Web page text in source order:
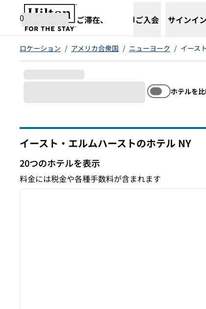
コンテンツに移動
0
ご滞在、
新しいタブで開きます
ご入会 サインイン
ロケーション / アメリカ合衆国 / ニューヨーク / イース
ホテルを
イースト・エルムハーストのホテル NY
20つのホテルを表示
20つのホテルを表示
料金には税金や各種手数料が含まれます
1/12